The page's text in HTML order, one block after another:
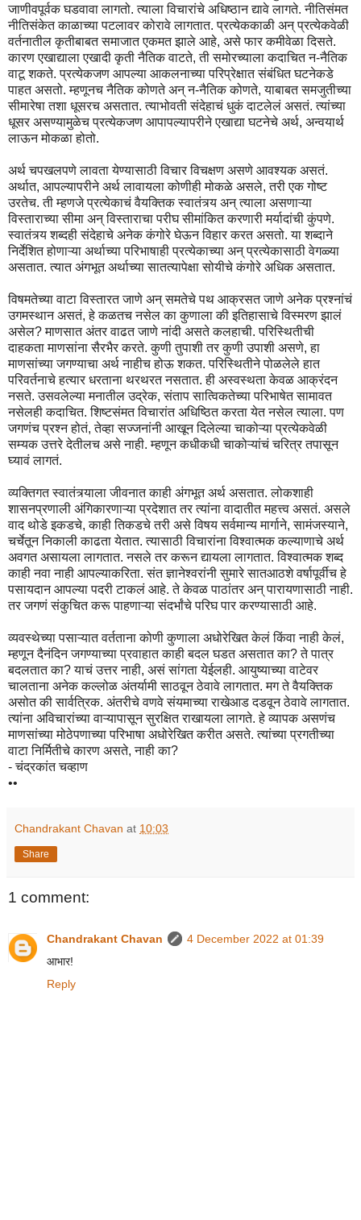
जाणीवपूर्वक घडवावा लागतो. त्याला विचारांचे अधिष्ठान द्यावे लागते. नीतिसंमत
नीतिसंकेत काळाच्या पटलावर कोरावे लागतात. प्रत्येककाळी अन् प्रत्येकवेळी
वर्तनातील कृतीबाबत समाजात एकमत झाले आहे, असे फार कमीवेळा दिसते.
कारण एखाद्याला एखादी कृती नैतिक वाटते, ती समोरच्याला कदाचित न-नैतिक
वाटू शकते. प्रत्येकजण आपल्या आकलनाच्या परिप्रेक्षात संबंधित घटनेकडे
पाहत असतो. म्हणूनच नैतिक कोणते अन् न-नैतिक कोणते, याबाबत समजुतीच्या
सीमारेषा तशा धूसरच असतात. त्याभोवती संदेहाचं धुकं दाटलेलं असतं. त्यांच्या
धूसर असण्यामुळेच प्रत्येकजण आपापल्यापरीने एखाद्या घटनेचे अर्थ, अन्वयार्थ
लाऊन मोकळा होतो.
अर्थ चपखलपणे लावता येण्यासाठी विचार विचक्षण असणे आवश्यक असतं.
अर्थात, आपल्यापरीने अर्थ लावायला कोणीही मोकळे असले, तरी एक गोष्ट
उरतेच. ती म्हणजे प्रत्येकाचं वैयक्तिक स्वातंत्र्य अन् त्याला असणाऱ्या
विस्ताराच्या सीमा अन् विस्ताराचा परीघ सीमांकित करणारी मर्यादांची कुंपणे.
स्वातंत्र्य शब्दही संदेहाचे अनेक कंगोरे घेऊन विहार करत असतो. या शब्दाने
निर्देशित होणाऱ्या अर्थाच्या परिभाषाही प्रत्येकाच्या अन् प्रत्येकासाठी वेगळ्या
असतात. त्यात अंगभूत अर्थाच्या सातत्यापेक्षा सोयीचे कंगोरे अधिक असतात.
विषमतेच्या वाटा विस्तारत जाणे अन् समतेचे पथ आक्रसत जाणे अनेक प्रश्नांचं
उगमस्थान असतं, हे कळतच नसेल का कुणाला की इतिहासाचे विस्मरण झालं
असेल? माणसात अंतर वाढत जाणे नांदी असते कलहाची. परिस्थितीची
दाहकता माणसांना सैरभैर करते. कुणी तुपाशी तर कुणी उपाशी असणे, हा
माणसांच्या जगण्याचा अर्थ नाहीच होऊ शकत. परिस्थितीने पोळलेले हात
परिवर्तनाचे हत्यार धरताना थरथरत नसतात. ही अस्वस्थता केवळ आक्रंदन
नसते. उसवलेल्या मनातील उद्रेक, संताप सात्विकतेच्या परिभाषेत सामावत
नसेलही कदाचित. शिष्टसंमत विचारांत अधिष्ठित करता येत नसेल त्याला. पण
जगणंच प्रश्न होतं, तेव्हा सज्जनांनी आखून दिलेल्या चाकोऱ्या प्रत्येकवेळी
सम्यक उत्तरे देतीलच असे नाही. म्हणून कधीकधी चाकोऱ्यांचं चरित्र तपासून
घ्यावं लागतं.
व्यक्तिगत स्वातंत्र्याला जीवनात काही अंगभूत अर्थ असतात. लोकशाही
शासनप्रणाली अंगिकारणाऱ्या प्रदेशात तर त्यांना वादातीत महत्त्व असतं. असले
वाद थोडे इकडचे, काही तिकडचे तरी असे विषय सर्वमान्य मार्गाने, सामंजस्याने,
चर्चेतून निकाली काढता येतात. त्यासाठी विचारांना विश्वात्मक कल्याणाचे अर्थ
अवगत असायला लागतात. नसले तर करून द्यायला लागतात. विश्वात्मक शब्द
काही नवा नाही आपल्याकरिता. संत ज्ञानेश्वरांनी सुमारे सातआठशे वर्षापूर्वीच हे
पसायदान आपल्या पदरी टाकलं आहे. ते केवळ पाठांतर अन् पारायणासाठी नाही.
तर जगणं संकुचित करू पाहणाऱ्या संदर्भांचे परिघ पार करण्यासाठी आहे.
व्यवस्थेच्या पसाऱ्यात वर्तताना कोणी कुणाला अधोरेखित केलं किंवा नाही केलं,
म्हणून दैनंदिन जगण्याच्या प्रवाहात काही बदल घडत असतात का? ते पात्र
बदलतात का? याचं उत्तर नाही, असं सांगता येईलही. आयुष्याच्या वाटेवर
चालताना अनेक कल्लोळ अंतर्यामी साठवून ठेवावे लागतात. मग ते वैयक्तिक
असोत की सार्वत्रिक. अंतरीचे वणवे संयमाच्या राखेआड दडवून ठेवावे लागतात.
त्यांना अविचारांच्या वाऱ्यापासून सुरक्षित राखायला लागते. हे व्यापक असणंच
माणसांच्या मोठेपणाच्या परिभाषा अधोरेखित करीत असते. त्यांच्या प्रगतीच्या
वाटा निर्मितीचे कारण असते, नाही का?
- चंद्रकांत चव्हाण
••
Chandrakant Chavan at 10:03
Share
1 comment:
Chandrakant Chavan
4 December 2022 at 01:39
आभार!
Reply